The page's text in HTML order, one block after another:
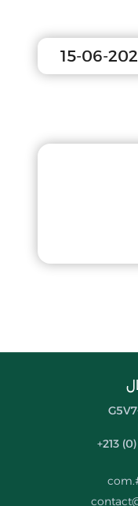
2026-
+213